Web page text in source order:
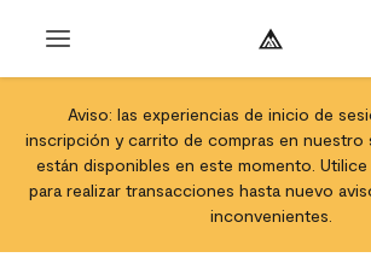
Aviso: las experiencias de inicio de
inscripción y carrito de compras en nuestro
están disponibles en este momento. Utilice
para realizar transacciones hasta nuevo
inconvenientes.